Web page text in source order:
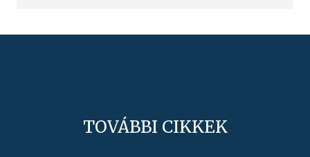
TOVÁBBI CIKKEK